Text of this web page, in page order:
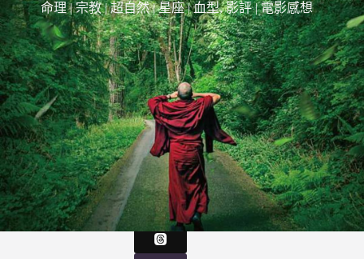
命理 | 宗教 | 超自然 | 星座 | 血型,影評 | 電影感想